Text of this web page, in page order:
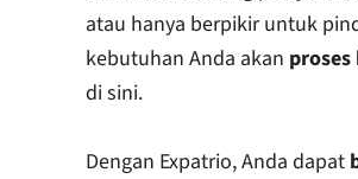
atau hanya berpikir untuk
kebutuhan Anda akan
di sini.
Dengan Expatrio, Anda dapat